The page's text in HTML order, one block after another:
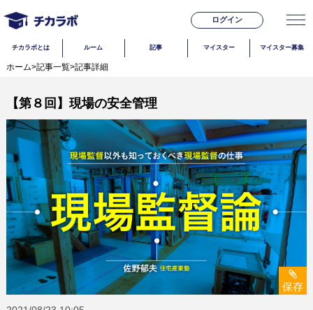
ログイン
チカラボとは ルーム 記事 マイスター マイスター募集
ホーム>記事一覧>記事詳細
【第８回】現場の安全管理
保存